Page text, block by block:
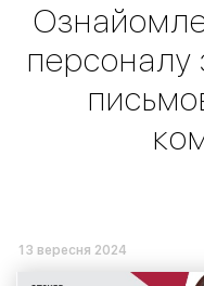
персоналу
13 вересня 2024